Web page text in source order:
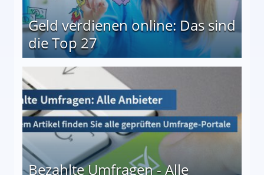
Geld verdienen online: Das sind
die Top 27
Bezahlte Umfragen - Alle